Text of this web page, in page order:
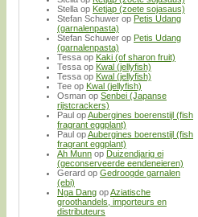
Stella op Ketjap (zoete sojasaus)
Stefan Schuwer op Petis Udang
(garnalenpasta)
Stefan Schuwer op Petis Udang
(garnalenpasta)
Tessa op Kaki (of sharon fruit)
Tessa op Kwal (jellyfish)
Tessa op Kwal (jellyfish)
Tee op Kwal (jellyfish)
Osman op Senbei (Japanse
rijstcrackers)
Paul opAubergines boerenstijl (fish
fragrant eggplant)
Paul opAubergines boerenstijl (fish
fragrant eggplant)
Ah Munn op Duizendjarig ei
(geconserveerde eendeneieren)
Gerard op Gedroogde garnalen
(ebi)
Nga Dang opAziatische
groothandels, importeurs en
distributeurs